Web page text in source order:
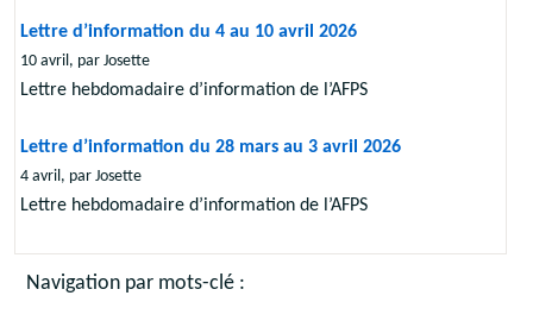
Lettre d’information du 4 au 10 avril 2026
10 avril, par Josette
Lettre hebdomadaire d’information de l’AFPS
Lettre d’information du 28 mars au 3 avril 2026
4 avril, par Josette
Lettre hebdomadaire d’information de l’AFPS
Navigation par mots-clé :